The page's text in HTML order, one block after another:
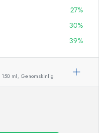
27%
30%
39%
150 ml, Genomskinlig